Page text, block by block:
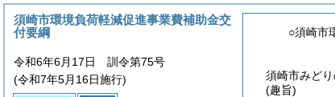
○須崎市
須崎市みど
(趣旨)
須崎市環境負荷軽減促進事業費補助金交
付要綱
令和6年6月17日 訓令第75号
(令和7年5月16日施行)